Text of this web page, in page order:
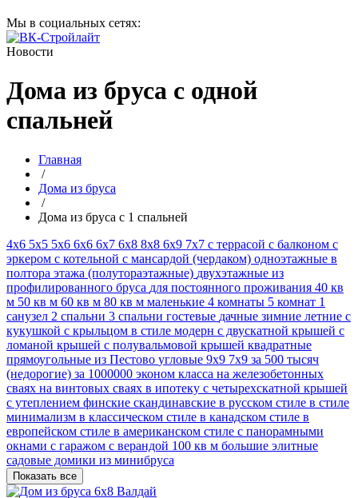
Мы в социальных сетях:
Новости
Дома из бруса с одной
спальней
Главная
/
Дома из бруса
/
Дома из бруса с 1 спальней
4х6 5х5 5х6 6x6 6х7 6х8 8х8 6х9 7х7 с террасой с балконом с
эркером с котельной с мансардой (чердаком) одноэтажные в
полтора этажа (полутораэтажные) двухэтажные из
профилированного бруса для постоянного проживания 40 кв
м 50 кв м 60 кв м 80 кв м маленькие 4 комнаты 5 комнат 1
санузел 2 спальни 3 спальни гостевые дачные зимние летние с
кукушкой с крыльцом в стиле модерн с двускатной крышей с
ломаной крышей с полувальмовой крышей квадратные
прямоугольные из Пестово угловые 9х9 7х9 за 500 тысяч
(недорогие) за 1000000 эконом класса на железобетонных
сваях на винтовых сваях в ипотеку с четырехскатной крышей
с утеплением финские скандинавские в русском стиле в стиле
минимализм в классическом стиле в канадском стиле в
европейском стиле в американском стиле с панорамными
окнами с гаражом с верандой 100 кв м большие элитные
садовые домики из минибруса
Показать все